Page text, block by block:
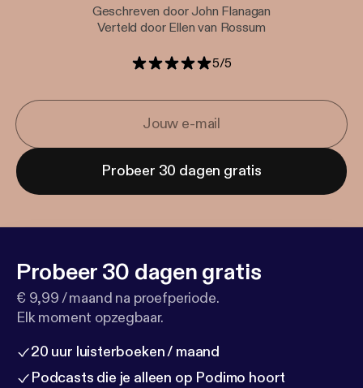
Geschreven door John Flanagan
Verteld door Ellen van Rossum
5/5
Probeer 30 dagen gratis
Probeer 30 dagen gratis
€ 9,99 / maand na proefperiode.
Elk moment opzegbaar.
20 uur luisterboeken / maand
Podcasts die je alleen op Podimo hoort